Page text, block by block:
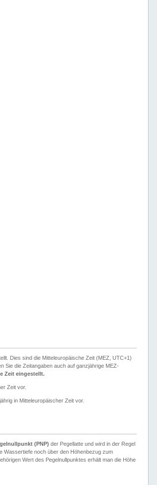
Dies sind die Mitteleuropäische Zeit (MEZ, UTC+1)
Sie die Zeitangaben auch auf ganzjährige MEZ-
Zeit eingestellt.
Zeit vor.
in Mitteleuropäischer Zeit vor.
(PNP) der Pegellatte und wird in der Regel
Wassertiefe noch über den Höhenbezug zum
Wert des Pegelnullpunktes erhält man die Höhe